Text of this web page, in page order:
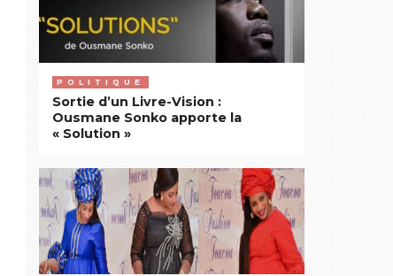
POLITIQUE
Sortie d’un Livre-Vision :
Ousmane Sonko apporte la
« Solution »